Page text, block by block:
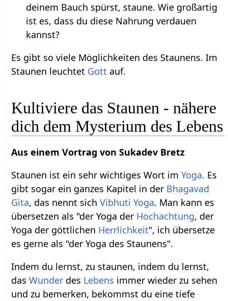
deinem Bauch spürst, staune. Wie großartig
ist es, dass du diese Nahrung verdauen
kannst?
Es gibt so viele Möglichkeiten des Staunens. Im
Staunen leuchtet Gott auf.
Kultiviere das Staunen - nähere
dich dem Mysterium des Lebens
Aus einem Vortrag von Sukadev Bretz
Staunen ist ein sehr wichtiges Wort imYoga. Es
gibt sogar ein ganzes Kapitel in der Bhagavad
Gita, das nennt sichVibhuti Yoga. Man kann es
übersetzen als "der Yoga der Hochachtung, der
Yoga der göttlichen Herrlichkeit", ich übersetze
es gerne als "der Yoga des Staunens".
Indem du lernst, zu staunen, indem du lernst,
dasWunder des Lebens immer wieder zu sehen
und zu bemerken, bekommst du eine tiefe